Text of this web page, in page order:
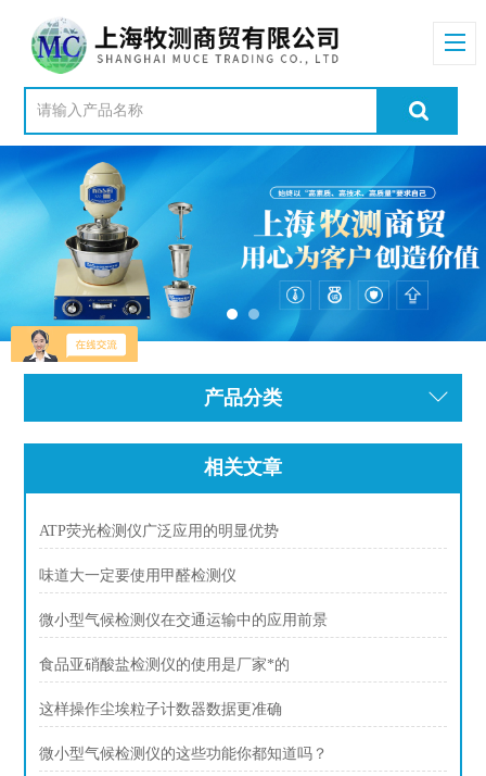
产品分类
相关文章
ATP荧光检测仪广泛应用的明显优势
味道大一定要使用甲醛检测仪
微小型气候检测仪在交通运输中的应用前景
食品亚硝酸盐检测仪的使用是厂家*的
这样操作尘埃粒子计数器数据更准确
微小型气候检测仪的这些功能你都知道吗？